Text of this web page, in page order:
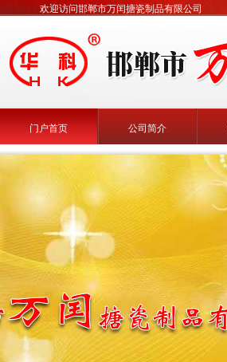
欢迎访问邯郸市万闰搪瓷制品有限公司
门户首页 公司简介